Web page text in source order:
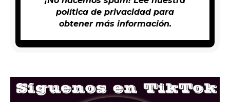
política de privacidadpara
obtener más información.